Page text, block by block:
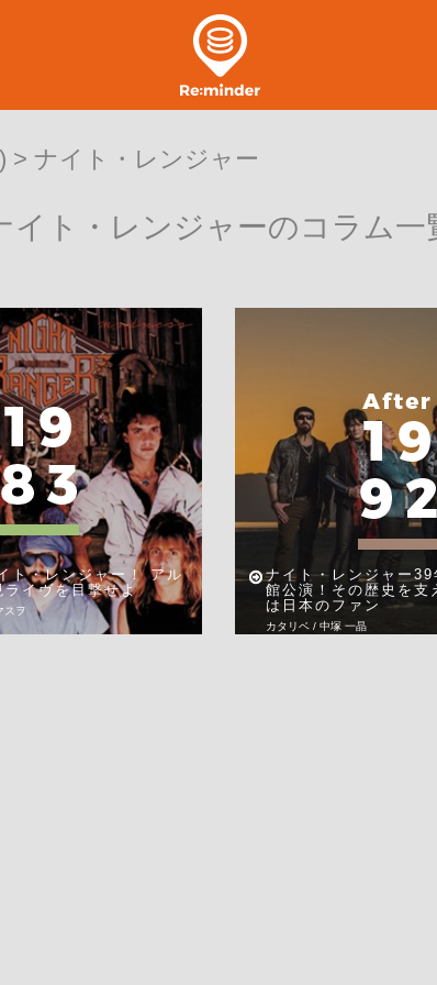
> ナイト・レンジャー
イト・レンジャーのコラム一
ト・レンジャー！ アル
ライヴを目撃せよ
スヲ
ナイト・レンジャー39
館公演！その歴史を支
は日本のファン
カタリベ / 中塚 一晶